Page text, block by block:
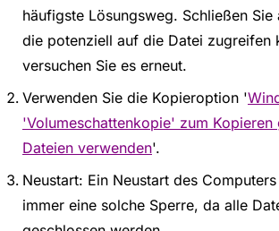
häufigste Lösungsweg. Schließen Sie
die potenziell auf die Datei zugreifen
versuchen Sie es erneut.
Verwenden Sie die Kopieroption '
'Volumeschattenkopie' zum Kopieren
Dateien verwenden'.
Neustart: Ein Neustart des
immer eine solche Sperre, da alle